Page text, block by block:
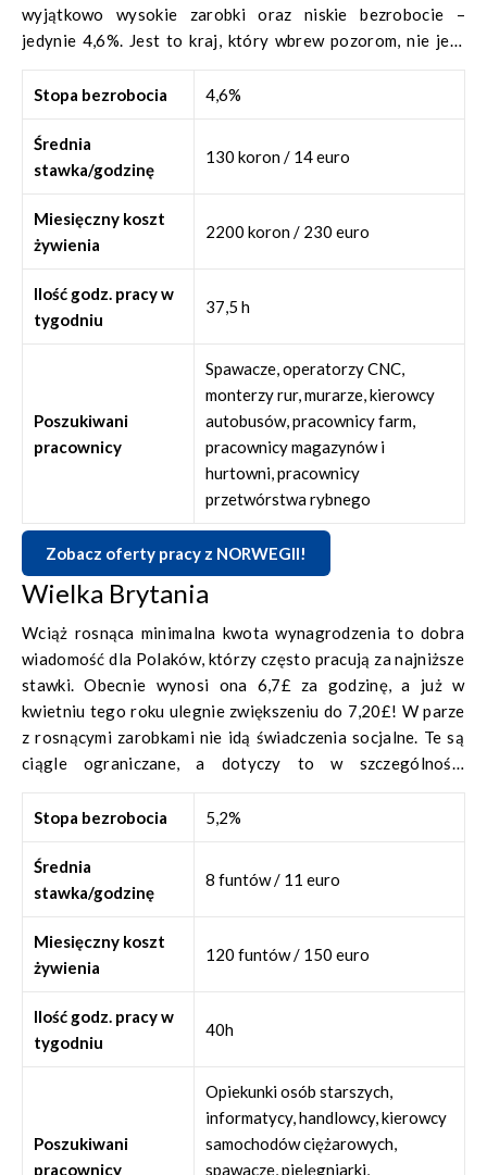
wyjątkowo wysokie zarobki oraz niskie bezrobocie –
jedynie 4,6%. Jest to kraj, który wbrew pozorom, nie jest
przygody życia! Warto przypomnieć, że obowiązująca tam
lat. Choć koszty życia są dość wysokie, to żyjąc skromnie
można oszczędzić naprawdę pokaźne kwoty.
jeśli chcesz pracować więcej, za nadgodziny będziesz miał
płacone odpowiednio wyższą kwotę!
Stopa bezrobocia 4,6%
Średnia
stawka/godzinę
130 koron / 14 euro
Miesięczny koszt
żywienia
2200 koron / 230 euro
Ilość godz. pracy w
tygodniu
37,5 h
Poszukiwani
pracownicy
Spawacze, operatorzy CNC,
monterzy rur, murarze, kierowcy
autobusów, pracownicy farm,
pracownicy magazynów i
hurtowni, pracownicy
przetwórstwa rybnego
Zobacz oferty pracy z NORWEGII!
Wielka Brytania
Wciąż rosnąca minimalna kwota wynagrodzenia to dobra
wiadomość dla Polaków, którzy często pracują za najniższe
stawki. Obecnie wynosi ona 6,7£ za godzinę, a już w
kwietniu tego roku ulegnie zwiększeniu do 7,20£! W parze
z rosnącymi zarobkami nie idą świadczenia socjalne. Te są
ciągle ograniczane, a dotyczy to w szczególności
malejące bezrobocie, prognozy na ten rok dla Wielkiej
Stopa bezrobocia 5,2%
Średnia
stawka/godzinę
8 funtów / 11 euro
Miesięczny koszt
żywienia
120 funtów / 150 euro
Ilość godz. pracy w
tygodniu
40h
Poszukiwani
pracownicy
Opiekunki osób starszych,
informatycy, handlowcy, kierowcy
samochodów ciężarowych,
spawacze, pielęgniarki,